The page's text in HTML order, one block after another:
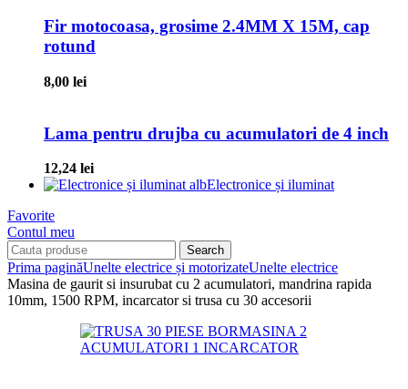
Fir motocoasa, grosime 2.4MM X 15M, cap
rotund
8,00 lei
Lama pentru drujba cu acumulatori de 4 inch
12,24 lei
Electronice și iluminat
Favorite
Contul meu
Search
Prima paginăUnelte electrice și motorizateUnelte electrice
Masina de gaurit si insurubat cu 2 acumulatori, mandrina rapida
10mm, 1500 RPM, incarcator si trusa cu 30 accesorii